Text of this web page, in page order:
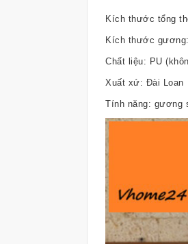
Kích thước tổng
Kích thước
Chất liệu: PU
Xuất xứ: Đài Loan
Tính năng: gương